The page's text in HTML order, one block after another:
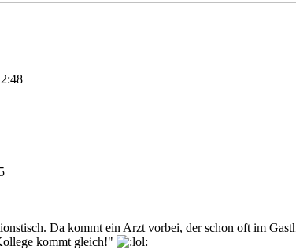
Da kommt ein Arzt vorbei, der schon oft im
kommt gleich!"